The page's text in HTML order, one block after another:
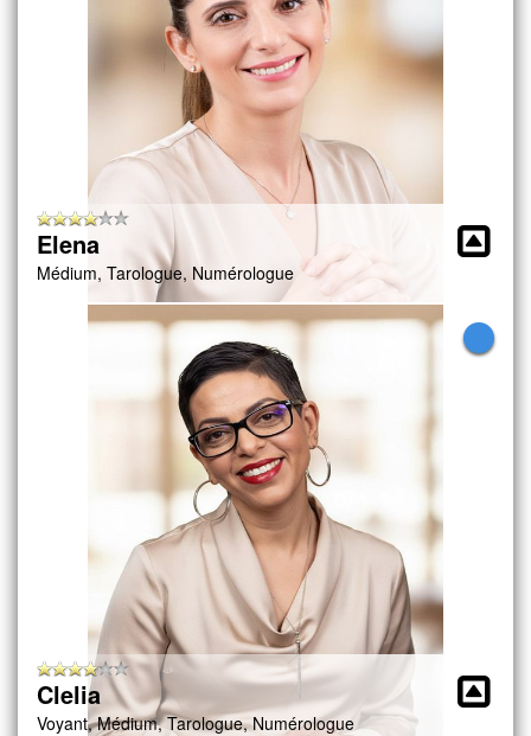
Elena
Médium, Tarologue, Numérologue
Clelia
Voyant, Médium, Tarologue, Numérologue